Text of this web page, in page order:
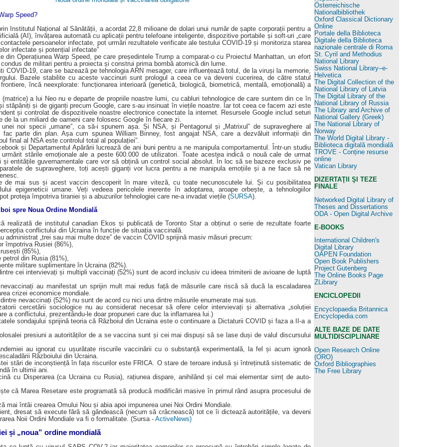
Speed?
Institutul Național al Sănătății, a acordat 22,8 milioane de dolari unui număr de șapte corporații pentru a
(AI), învățarea automată cu aplicații pentru telefoane inteligente, dispozitive portabile și soft-uri „care
persoanelor infectate, pot urmări rezultatele verificate ale testului COVID-19 și monitoriza starea
infectate și potențial infectate”
din Operațiunea Warp Speed, pe care președintele Trump a comparat-o cu Proiectul Manhattan, un efort
de militari pentru a proiecta și construi prima bombă atomică din lume.
COVID-19, care se bazează pe tehnologia ARN mesager, care influențează totul, de la viruși la memorie,
Bazele stabilite cu aceste vaccinuri sunt prologul a ceea ce va deveni cucerirea, de către statul
încă neexplorate: funcționarea interioară (genetică, biologică, biometrică, mentală, emoțională) a
(matrice) a lui Neo nu e departe de propriile noastre lumi, cu cabluri tehnologice de care suntem din ce în
stăpâniți și de giganți precum Google, care s-au insinuat în viețile noastre. Iar tot ceea ce facem azi este
și controlat de dispozitivele noastre electronice conectate la internet. Resursele Google includ seturi
de la un miliard de oameni care folosesc Google în fiecare zi.
noi specii „umane”, ca să-i spunem așa. Și NSA, și Pentagonul și „Matrixul” de supraveghere al
fac parte din plan. Așa cum spunea William Binney, fost angajat NSA, care a dezvăluit informații din
final al NSA este controlul total al populației”.
și Departamentul Apărării lucrează de ani buni pentru a ne manipula comportamentul. Într-un studiu
stările emoționale ale a peste 600.000 de utilizatori. Toate acestea indică o nouă cale de urmat
și entitățile guvernamentale care vor să obțină un control social absolut. În loc să se bazeze exclusiv pe
de supraveghere, toți acești giganți vor lucra pentru a ne manipula emoțiile și a ne face să ne
de mai sus și acest vaccin descoperit în mare viteză, cu toate necunoscutele lui. Și cu posibilitatea
epigeneticii umane. Veți vedeea pericolele inerente în adoptarea, aroape orbește, a tehnologiilor
proteja împotriva tiraniei și a abuzurilor tehnologiei care ne-a invadat viețile (SURSA).
spre Noua Ordine Mondială
realizată de institutul canadian Ekos și publicată de Toronto Star a obținut o serie de rezultate foarte
conflictului din Ucraina în funcție de situația vaccinală.
administrat „trei sau mai multe doze” de vaccin COVID sprijină masiv măsuri precum:
împotriva Rusiei (86%),
(85%),
din Rusia (81%),
militare suplimentare în Ucraina (82%).
cei intervievați și multipli vaccinați (52%) sunt de acord inclusiv cu ideea trimiterii de avioane de luptă
au manifestat un sprijin mult mai redus față de măsurile care riscă să ducă la escaladarea
crizei economice mondiale.
nevaccinați (52%) nu sunt de acord cu nici una dintre măsurile enumerate mai sus.
cercetării sociologice nu au considerat necesar să ofere celor intervievați și alternativa „soluției
a conflictului, prezentându-le doar propuneri care duc la inflamarea lui.)
sondajului sprijină teoria că Războiul din Ucraina este o continuare a Dictaturii COVID și faza a II-a a
presiuni a autorităților de a se vaccina sunt și cei mai dispuși să se lase duși de valul discursului
au ignorat cu ușurătate riscurile vaccinării cu o substanță experimentală, la fel și acum ignoră
Războiului din Ucraina.
stări de inconștiență în fața riscurilor este FRICA. O stare de teroare indusă și întreținută sistematic de
în ultimii ani.
cu Disperarea (ca Ucraina cu Rusia), rațiunea dispare, anihilând și cel mai elementar simț de auto-
că Marea Resetare este programată să producă modificări masive în primul rând asupra procesului de
mai întâi crearea Omului Nou și abia apoi impunerea unei Noi Ordini Mondiale.
dresat să execute fără să gândească (necum să crâcnească) tot ce îi dictează autoritățile, va deveni
Noii Ordini Mondiale va fi o formalitate. (Sursa - ActiveNews)
și „noua” ordine mondială
Österreichische
Nationalbibliothek
Oxford Classical Dictionary
Online
Portale della Biblioteca
Digitale della Biblioteca
nazionale centrale di Roma
St. Cyril and Methodius
National Library
Swiss National Library–e-
Helvetica
The Digital Collection of the
National Library of Latvia
The Digital Library of the
National Library of Russia
The Library and Archive of
National Gallery (Greek)
The National Library of
Norway
The World Digital Library -
Biblioteca digitală mondială
TROVE - Conține resurse
online
Vatican Library
DIZERTAŢII ŞI TEZE
FINALE
Networked Digital Library of
Theses and Dissertations
ODA - Open Digital Archive
E-BOOKS
International Children's
Digital Library
OAPEN Foundation
Open Book Publishers
Project Gutenberg
The Online Books Page
ZLibrary
ENCICLOPEDII
Encyclopaedia Britannica
Encyclopedia.com
ALTE BAZE DE DATE
MULTIDISCIPLINARE
Open Research Online
(ORO)
Oxford Bibliographies
The Free Library